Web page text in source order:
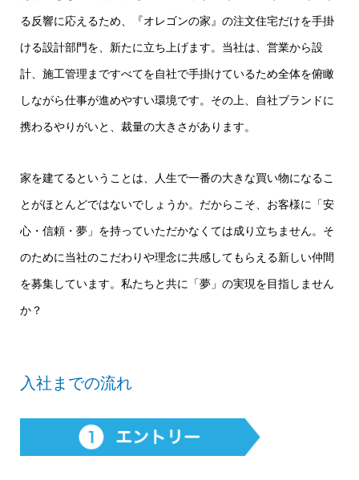
る反響に応えるため、『オレゴンの家』の注文住宅だけを手掛
ける設計部門を、新たに立ち上げます。当社は、営業から設
計、施工管理まですべてを自社で手掛けているため全体を俯瞰
しながら仕事が進めやすい環境です。その上、自社ブランドに
携わるやりがいと、裁量の大きさがあります。
家を建てるということは、人生で一番の大きな買い物になるこ
とがほとんどではないでしょうか。だからこそ、お客様に「安
心・信頼・夢」を持っていただかなくては成り立ちません。そ
のために当社のこだわりや理念に共感してもらえる新しい仲間
を募集しています。私たちと共に「夢」の実現を目指しません
か？
入社までの流れ